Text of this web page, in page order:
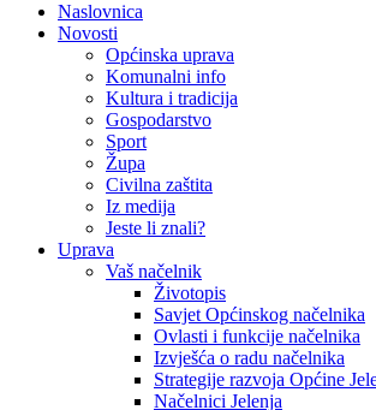
Naslovnica
Novosti
Općinska uprava
Komunalni info
Kultura i tradicija
Gospodarstvo
Sport
Župa
Civilna zaštita
Iz medija
Jeste li znali?
Uprava
Vaš načelnik
Životopis
Savjet Općinskog načelnika
Ovlasti i funkcije načelnika
Izvješća o radu načelnika
Strategije razvoja Općine
Načelnici Jelenja